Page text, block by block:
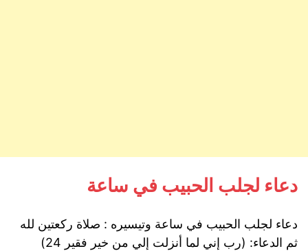
دعاء لجلب الحبيب في ساعة
دعاء لجلب الحبيب في ساعة وتيسيره : صلاة ركعتين لله
ثم الدعاء: (رب إني لما أنزلت إلي من خير فقير 24)